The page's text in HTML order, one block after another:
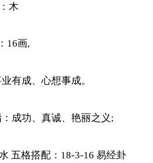
木
16画,
有成、心想事成。
成功、真诚、艳丽之义;
五格搭配：18-3-16 易经卦